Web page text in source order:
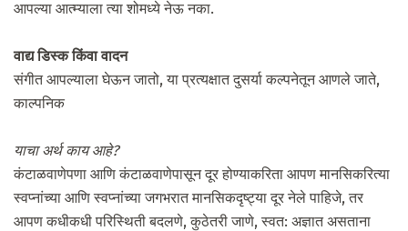
आपल्या आत्म्याला त्या शोमध्ये नेऊ नका.
वाद्य डिस्क किंवा वादन
संगीत आपल्याला घेऊन जातो, या प्रत्यक्षात दुसर्या कल्पनेतून आणले जाते,
काल्पनिक
याचा अर्थ काय आहे?
कंटाळवाणेपणा आणि कंटाळवाणेपासून दूर होण्याकरिता आपण मानसिकरित्या
स्वप्नांच्या आणि स्वप्नांच्या जगभरात मानसिकदृष्ट्या दूर नेले पाहिजे, तर
आपण कधीकधी परिस्थिती बदलणे, कुठेतरी जाणे, स्वत: अज्ञात असताना